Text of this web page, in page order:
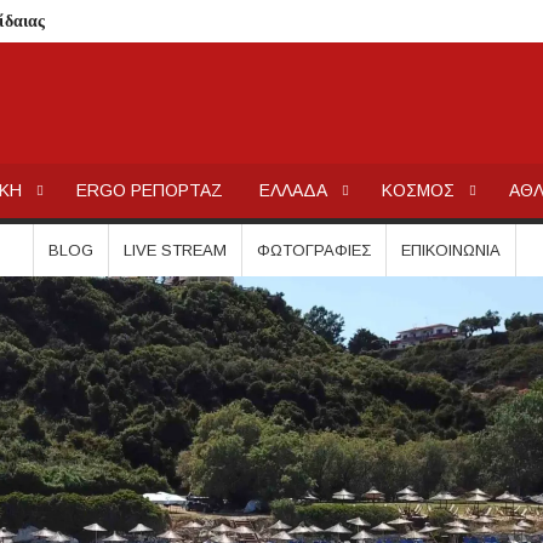
του Σωτήρος στην Παραλία Διονυσίου
περιοχή του Πόρτο Καρράς
ΣΤΟ ΠΛΑΤΑΝΟΧΩΡΙ ΚΑΙ ΣΤΗ ΣΑΡΑΚΗΝΑ
Γυμνασίου Νέας Προποντίδας
– Τέλος η προληπτική απαγόρευση χρήσης
«ΠΡΟΛΑΜΒΑΝΩ» έως το 2030
ERGO ΡΕΠΟΡΤΑΖ ΕΛΛΑΔΑ ΚΟΣΜΟΣ
BLOG LIVE STREAM ΦΩΤΟΓΡΑΦΊΕΣ ΕΠΙΚΟΙΝΩΝΊΑ